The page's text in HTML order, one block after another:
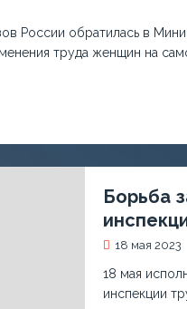
России обратилась в
труда женщин на
Борьба
18 мая 2023
18 мая
инспекции